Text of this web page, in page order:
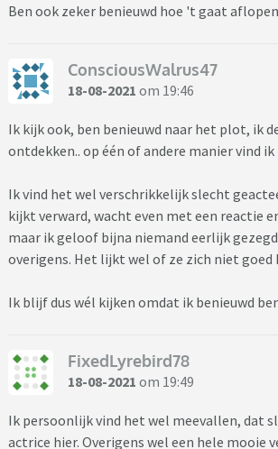
Ben ook zeker benieuwd hoe 't gaat
ConsciousWalrus47
18-08-2021 om 19:46
Ik kijk ook, ben benieuwd naar het plot, ik
ontdekken.. op één of andere manier vind
Ik vind het wel verschrikkelijk slecht
kijkt verward, wacht even met een reactie
maar ik geloof bijna niemand eerlijk
overigens. Het lijkt wel of ze zich niet goed
Ik blijf dus wél kijken omdat ik benieuwd
FixedLyrebird78
18-08-2021 om 19:49
Ik persoonlijk vind het wel meevallen, dat
actrice hier. Overigens wel een hele mooie